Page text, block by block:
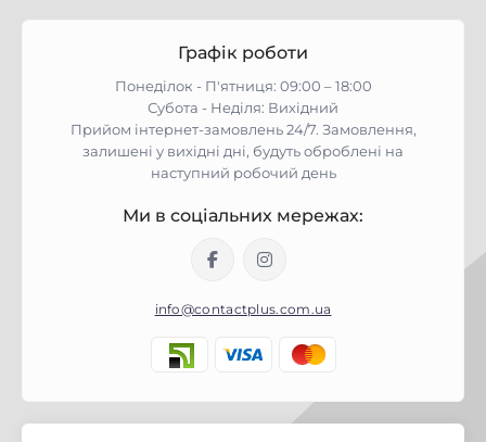
Графік роботи
Понеділок - П'ятниця: 09:00 – 18:00
Субота - Неділя: Вихідний
Прийом інтернет-замовлень 24/7. Замовлення,
залишені у вихідні дні, будуть оброблені на
наступний робочий день
Ми в соціальних мережах:
info@contactplus.com.ua